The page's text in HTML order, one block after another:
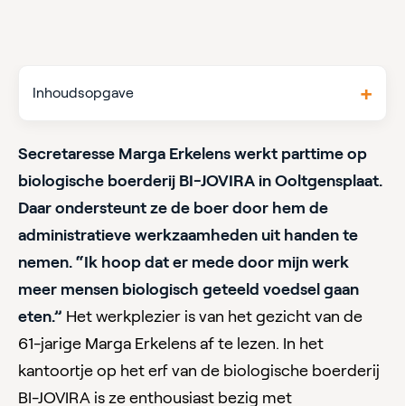
Secretaresse Marga Erkelens werkt parttime op
biologische boerderij BI-JOVIRA in Ooltgensplaat.
Daar ondersteunt ze de boer door hem de
administratieve werkzaamheden uit handen te
nemen. “Ik hoop dat er mede door mijn werk
meer mensen biologisch geteeld voedsel gaan
eten.” Het werkplezier is van het gezicht van de
61-jarige Marga Erkelens af te lezen. In het
kantoortje op het erf van de biologische boerderij
BI-JOVIRA is ze enthousiast bezig met
Inhoudsopgave